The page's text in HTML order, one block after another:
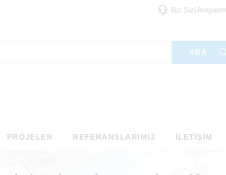
Biz Sizi Arayalım
ARA
PROJELER REFERANSLARIMIZ İLETIŞIM